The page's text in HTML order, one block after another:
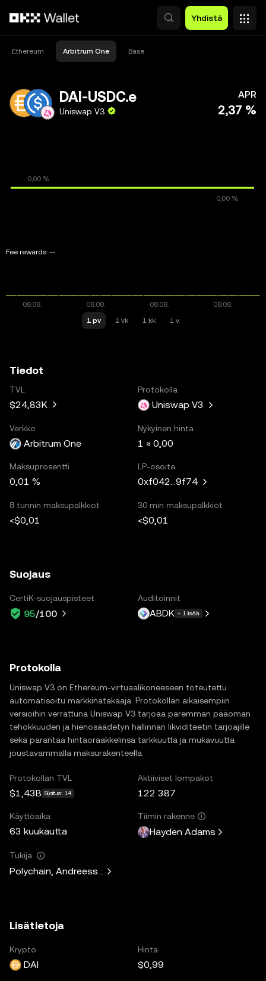
Yhdistä
Ethereum Arbitrum One Base
DAI-USDC.e
Uniswap V3
APR
2,37 %
Fee rewards: --
1 pv 1 vk 1 kk 1 v
Tiedot
TVL
$24,83K
Protokolla
Uniswap V3
Verkko
Arbitrum One
Nykyinen hinta
1 ≈ 0,00
Maksuprosentti
0,01 %
LP-osoite
0xf042...9f74
8 tunnin maksupalkkiot
<$0,01
30 min maksupalkkiot
<$0,01
Suojaus
CertiK-suojauspisteet
95/100
Auditoinnit
ABDK + 1 lisää
Protokolla
Uniswap V3 on Ethereum-virtuaalikoneeseen toteutettu
automatisoitu markkinatakaaja. Protokollan aikaisempiin
versioihin verrattuna Uniswap V3 tarjoaa paremman pääoman
tehokkuuden ja hienosäädetyn hallinnan likviditeetin tarjoajille
sekä parantaa hintaoraakkelinsa tarkkuutta ja mukavuutta
joustavammalla maksurakenteella.
Protokollan TVL
$1,43B Sijoitus: 14
Aktiiviset lompakot
122 387
Käyttöaika
63 kuukautta
Tiimin rakenne
Hayden Adams
Tukija:
Polychain, Andreessen Horowitz, Paradigm, Variant Fund,
Lisätietoja
Krypto
DAI
Hinta
$0,99